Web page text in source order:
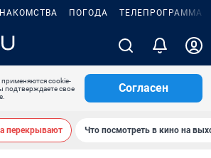
ПОГОДА ТЕЛЕПРОГРАММА
cookie-
подтверждаете свое
Согласен
перекрывают Что посмотреть в кино на